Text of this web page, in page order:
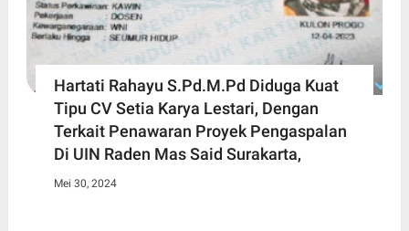
Hartati Rahayu S.Pd.M.Pd Diduga Kuat
Tipu CV Setia Karya Lestari, Dengan
Terkait Penawaran Proyek Pengaspalan
Di UIN Raden Mas Said Surakarta,
Mei 30, 2024